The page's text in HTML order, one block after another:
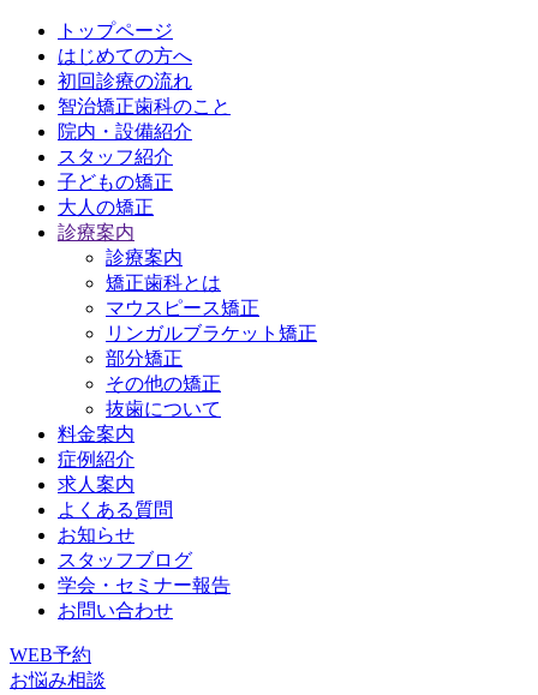
トップページ
はじめての方へ
初回診療の流れ
智治矯正歯科のこと
院内・設備紹介
スタッフ紹介
子どもの矯正
大人の矯正
診療案内
診療案内
矯正歯科とは
マウスピース矯正
リンガルブラケット矯正
部分矯正
その他の矯正
抜歯について
料金案内
症例紹介
求人案内
よくある質問
お知らせ
スタッフブログ
学会・セミナー報告
お問い合わせ
WEB予約
お悩み相談